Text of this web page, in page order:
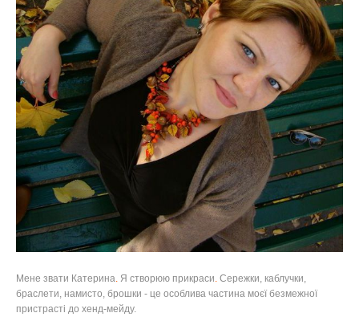
Мене звати Катерина Я створюю прикраси Сережки, каблучки,
браслети, намисто, брошки - це особлива частина моєї безмежної
пристрасті до хенд-мейду.